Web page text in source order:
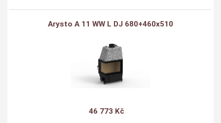
Arysto A 11 WW L DJ 680+460x510
46 773 Kč